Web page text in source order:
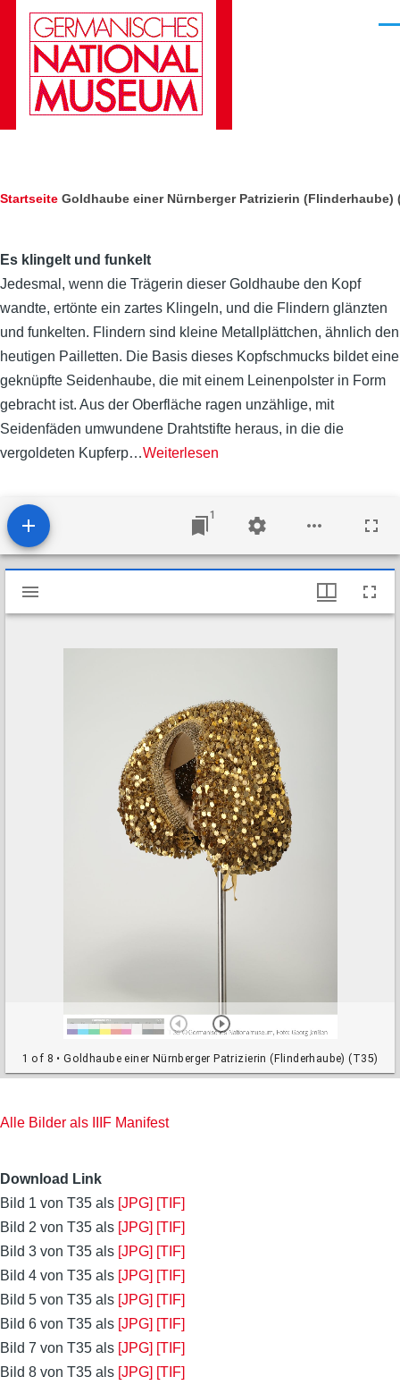
Direkt zum Inhalt
Pfadnavigation
Startseite Goldhaube einer Nürnberger Patrizierin (Flinderhaube)
Es klingelt und funkelt
Jedesmal, wenn die Trägerin dieser Goldhaube den Kopf
wandte, ertönte ein zartes Klingeln, und die Flindern glänzten
und funkelten. Flindern sind kleine Metallplättchen, ähnlich den
heutigen Pailletten. Die Basis dieses Kopfschmucks bildet eine
geknüpfte Seidenhaube, die mit einem Leinenpolster in Form
gebracht ist. Aus der Oberfläche ragen unzählige, mit
Seidenfäden umwundene Drahtstifte heraus, in die die
vergoldeten Kupferp…Weiterlesen
1
M
i
1 of 8 • Goldhaube einer Nürnberger Patrizierin (Flinderhaube) (T35)
Goldhaube einer Nürnberger Patrizierin (Flinderhaube) (T35)
Alle Bilder als IIIF Manifest
Download Link
Bild 1 von T35 als [JPG] [TIF]
Bild 2 von T35 als [JPG] [TIF]
Bild 3 von T35 als [JPG] [TIF]
Bild 4 von T35 als [JPG] [TIF]
Bild 5 von T35 als [JPG] [TIF]
Bild 6 von T35 als [JPG] [TIF]
Bild 7 von T35 als [JPG] [TIF]
Bild 8 von T35 als [JPG] [TIF]